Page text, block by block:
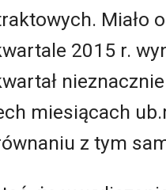
Miało
2015 r.
miesiącach
z tym